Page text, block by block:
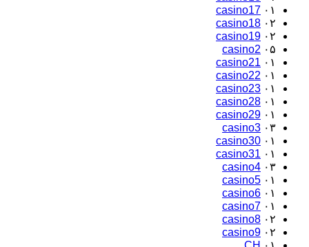
casino17 ۰۱
casino18 ۰۲
casino19 ۰۲
casino2 ۰۵
casino21 ۰۱
casino22 ۰۱
casino23 ۰۱
casino28 ۰۱
casino29 ۰۱
casino3 ۰۳
casino30 ۰۱
casino31 ۰۱
casino4 ۰۳
casino5 ۰۱
casino6 ۰۱
casino7 ۰۱
casino8 ۰۲
casino9 ۰۲